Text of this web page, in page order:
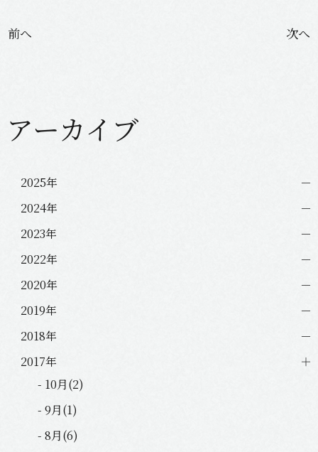
投
ー
シ
前へ 次へ
アーカイブ
2025年
2024年
2023年
2022年
2020年
2019年
2018年
2017年
- 10月(2)
- 9月(1)
- 8月(6)